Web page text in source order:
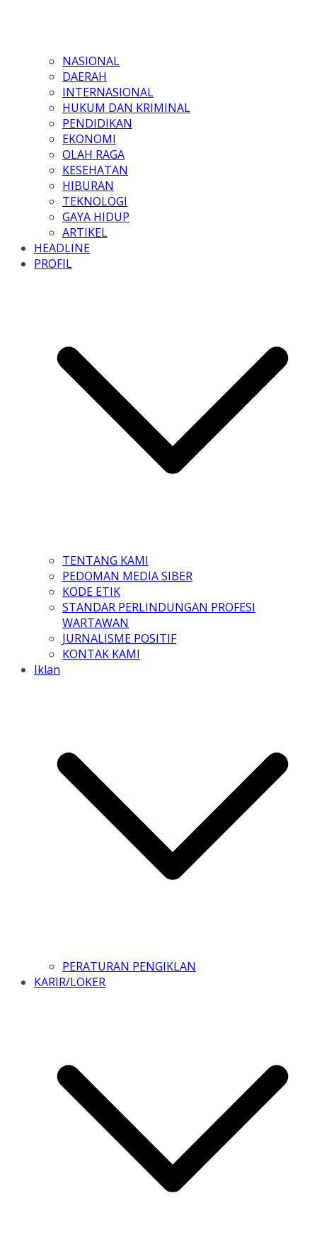
NASIONAL
DAERAH
INTERNASIONAL
HUKUM DAN KRIMINAL
PENDIDIKAN
EKONOMI
OLAH RAGA
KESEHATAN
HIBURAN
TEKNOLOGI
GAYA HIDUP
ARTIKEL
HEADLINE
PROFIL
TENTANG KAMI
PEDOMAN MEDIA SIBER
KODE ETIK
STANDAR PERLINDUNGAN PROFESI
WARTAWAN
JURNALISME POSITIF
KONTAK KAMI
Iklan
PERATURAN PENGIKLAN
KARIR/LOKER